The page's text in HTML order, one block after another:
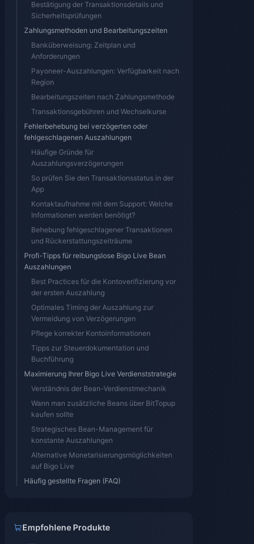
Bestätigung der Transaktionsdetails und
Sicherheitsprüfungen
Zahlungsmethoden und Bearbeitungszeiten
Banküberweisung: Zeitplan und
Anforderungen
Payoneer-Auszahlungen: Verfügbarkeit nach
Region
Bearbeitungszeiten nach Zahlungsmethode
Transaktionsgebühren und Wechselkurse
Fehlerbehebung bei verzögerten oder
fehlgeschlagenen Auszahlungen
Häufige Gründe für
Auszahlungsverzögerungen
So prüfen Sie den Transaktionsstatus in der
App
Kontaktaufnahme mit dem Support: Welche
Informationen werden benötigt?
Behebung fehlgeschlagener Transaktionen
und Rückerstattungszeiträume
Profi-Tipps für reibungslose Bigo Live Bean
Auszahlungen
Best Practices für die Kontoverifizierung vor
der ersten Auszahlung
Optimales Timing der Auszahlung zur
Vermeidung von Verzögerungen
Pflege korrekter Kontoinformationen
Tipps zur Steuerdokumentation und
Buchführung
Maximierung Ihrer Bigo Live Verdienststrategie
Verständnis der Bean-Verdienstmechanik
Wann man zusätzliche Beans über BitTopup
kaufen sollte
Strategisches Bean-Management für
konstante Auszahlungen
Alternative Monetarisierungsmöglichkeiten
auf Bigo Live
Häufig gestellte Fragen (FAQ)
Empfohlene Produkte